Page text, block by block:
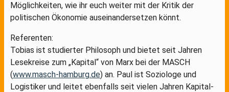
Möglichkeiten, wie ihr euch weiter mit der Kritik der
politischen Ökonomie auseinandersetzen könnt.
Referenten:
Tobias ist studierter Philosoph und bietet seit Jahren
Lesekreise zum „Kapital“ von Marx bei der MASCH
(www.masch-hamburg.de) an. Paul ist Soziologe und
Logistiker und leitet ebenfalls seit vielen Jahren Kapital-